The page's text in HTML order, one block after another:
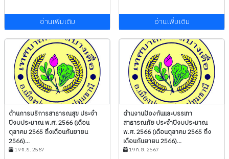
อ่านเพิ่มเติม อ่านเพิ่มเติม
ด้านการบริการสาธารณสุข ประจำ
ปีงบประมาณ พ.ศ. 2566 (เดือน
ตุลาคม 2565 ถึงเดือนกันยายน
2566)...
19 ก.ย. 2567
ด้านงานป้องกันและบรรเทา
สาธารณภัย ประจำปีงบประมาณ
พ.ศ. 2566 (เดือนตุลาคม 2565 ถึง
เดือนกันยายน 2566)...
19 ก.ย. 2567